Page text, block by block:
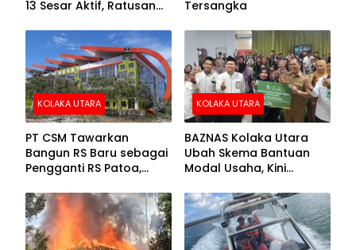
13 Sesar Aktif, Ratusan
Tersangka
KOLAKA UTARA
PT CSM Tawarkan
Bangun RS Baru sebagai
Pengganti RS Patoa,
Kolut
KOLAKA UTARA
BAZNAS Kolaka Utara
Ubah Skema Bantuan
Modal Usaha, Kini
Barang Senilai Rp419,5
Juta